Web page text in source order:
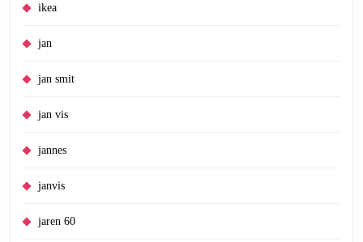
ikea
jan
jan smit
jan vis
jannes
janvis
jaren 60